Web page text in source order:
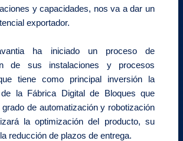
y capacidades, nos va a dar un
exportador.
ha iniciado un proceso de
de sus instalaciones y procesos
tiene como principal inversión la
la Fábrica Digital de Bloques que
de automatización y robotización
la optimización del producto, su
reducción de plazos de entrega.